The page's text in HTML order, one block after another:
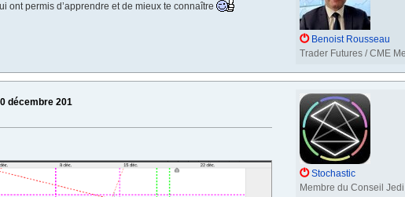
ont permis d’apprendre et de mieux te connaître
Benoist Rousseau
Trader Futures / CME
décembre 201
Stochastic
Membre du Conseil Jedi